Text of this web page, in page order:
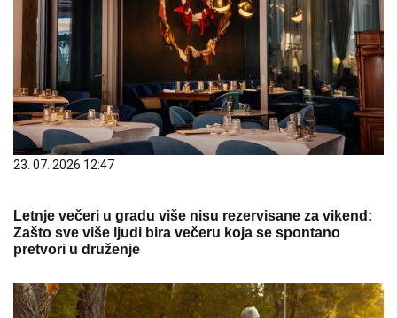
23. 07. 2026 12:47
Letnje večeri u gradu više nisu rezervisane za vikend:
Zašto sve više ljudi bira večeru koja se spontano
pretvori u druženje